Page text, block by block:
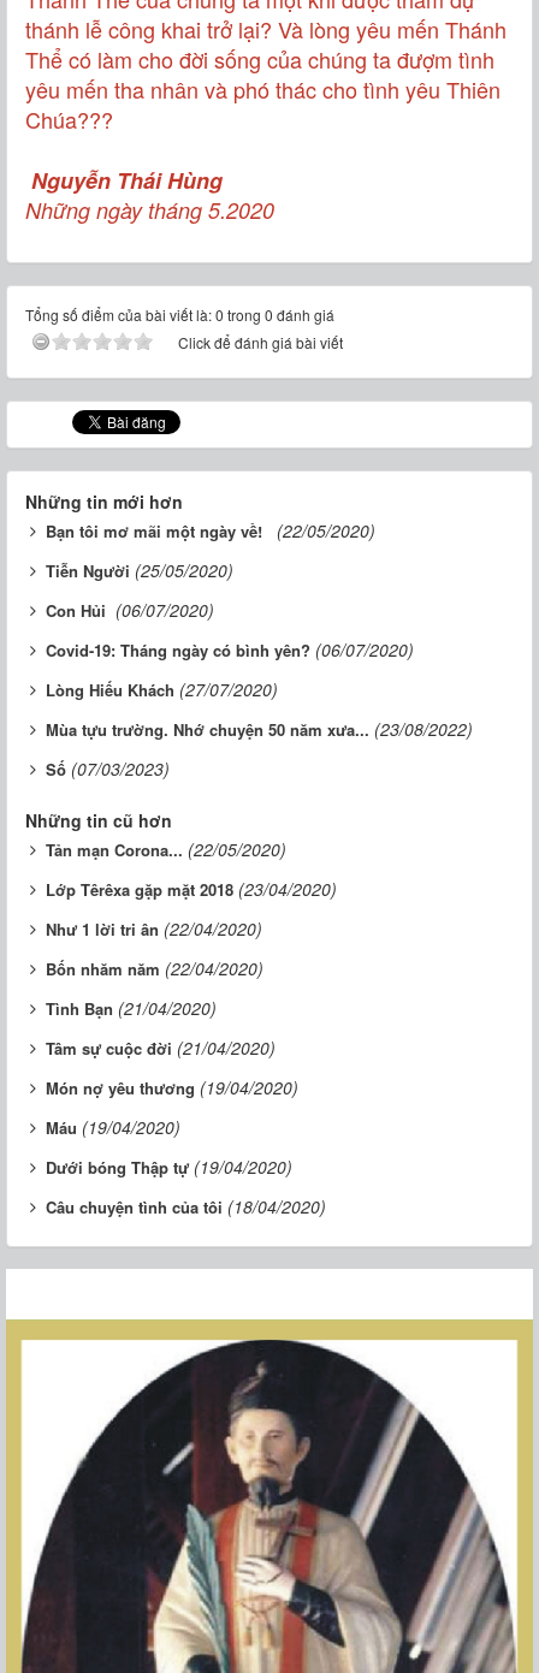
thánh lễ công khai trở lại? Và lòng yêu mến Thánh
Thể có làm cho đời sống của chúng ta đượm tình
yêu mến tha nhân và phó thác cho tình yêu Thiên
Chúa???
Nguyễn Thái Hùng
Những ngày tháng 5.2020
Tổng số điểm của bài viết là: 0 trong 0 đánh giá
Click để đánh giá bài viết
Những tin mới hơn
Bạn tôi mơ mãi một ngày về! (22/05/2020)
Tiễn Người (25/05/2020)
Con Hủi (06/07/2020)
Covid-19: Tháng ngày có bình yên? (06/07/2020)
Lòng Hiếu Khách (27/07/2020)
Mùa tựu trường. Nhớ chuyện 50 năm xưa... (23/08/2022)
Số (07/03/2023)
Những tin cũ hơn
Tản mạn Corona... (22/05/2020)
Lớp Têrêxa gặp mặt 2018 (23/04/2020)
Như 1 lời tri ân (22/04/2020)
Bốn nhăm năm (22/04/2020)
Tình Bạn (21/04/2020)
Tâm sự cuộc đời (21/04/2020)
Món nợ yêu thương (19/04/2020)
Máu (19/04/2020)
Dưới bóng Thập tự (19/04/2020)
Câu chuyện tình của tôi (18/04/2020)